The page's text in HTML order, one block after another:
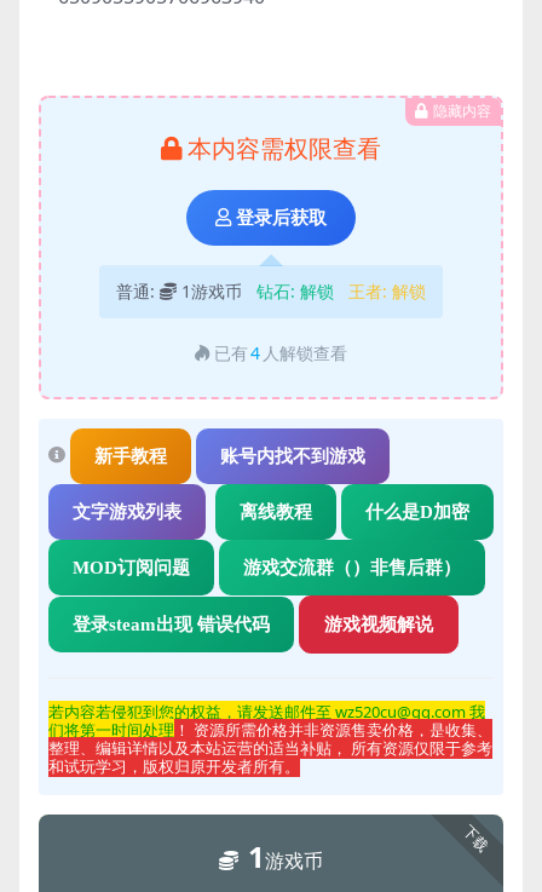
隐藏内容
本内容需权限查看
登录后获取
普通: 1游戏币 钻石: 解锁 王者: 解锁
已有4 人解锁查看
新手教程 账号内找不到游戏
文字游戏列表 离线教程 什么是D加密
MOD订阅问题 游戏交流群（）非售后群）
登录steam出现 错误代码 游戏视频解说
若内容若侵犯到您的权益，请发送邮件至 wz520cu@qq.com 我
们将第一时间处理 ！ 资源所需价格并非资源售卖价格，是收集、
整理、编辑详情以及本站运营的适当补贴， 所有资源仅限于参考
和试玩学习，版权归原开发者所有。
下载
1游戏币